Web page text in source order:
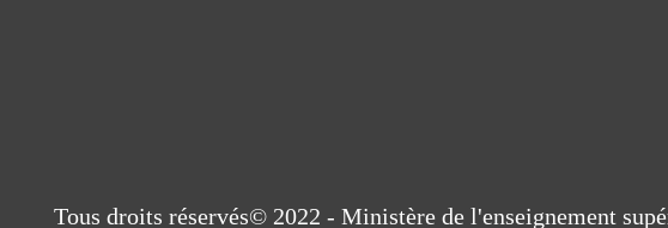
Tous droits réservés© 2022 - Ministère de l'enseignement